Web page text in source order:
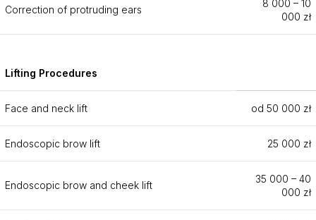
Correction of protruding ears
8 000 – 10
000 zł
Lifting Procedures
Face and neck lift od 50 000 zł
Endoscopic brow lift 25 000 zł
Endoscopic brow and cheek lift
35 000 – 40
000 zł